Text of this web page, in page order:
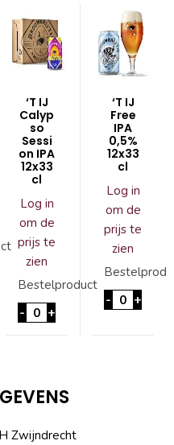
aantal
‘T IJ
Calyp
so
Sessi
on IPA
12x33
cl
Log in
om de
prijs te
zien
Bestelproduct
-'T IJ Calypso Session
+
‘T IJ
Free
IPA
0,5%
12x33
cl
Log in
om de
prijs te
zien
-'T IJ Free
+
Zwijndrecht